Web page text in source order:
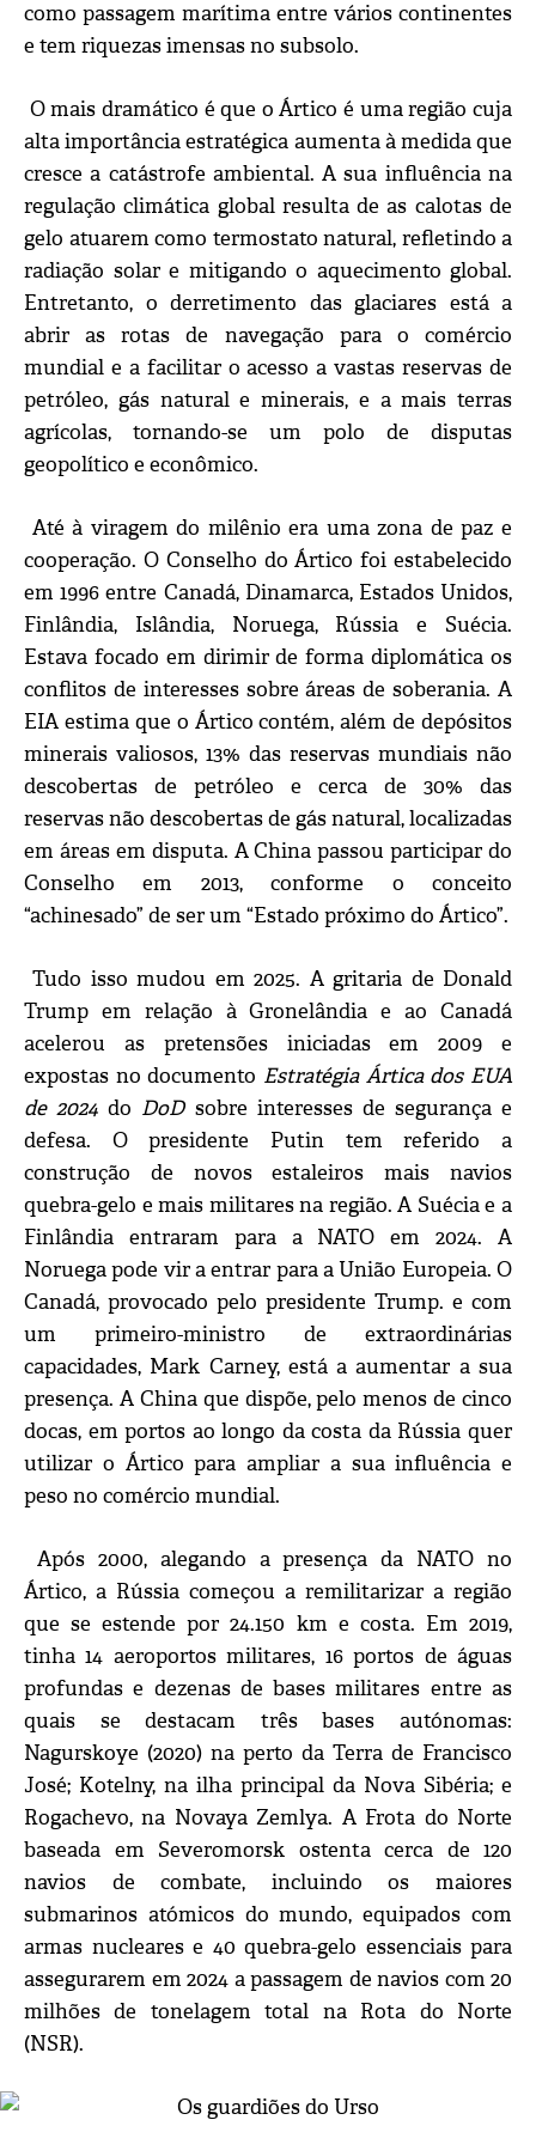
como passagem marítima entre vários continentes
e tem riquezas imensas no subsolo.
O mais dramático é que o Ártico é uma região cuja
alta importância estratégica aumenta à medida que
cresce a catástrofe ambiental. A sua influência na
regulação climática global resulta de as calotas de
gelo atuarem como termostato natural, refletindo a
radiação solar e mitigando o aquecimento global.
Entretanto, o derretimento das glaciares está a
abrir as rotas de navegação para o comércio
mundial e a facilitar o acesso a vastas reservas de
petróleo, gás natural e minerais, e a mais terras
agrícolas, tornando-se um polo de disputas
geopolítico e econômico.
Até à viragem do milênio era uma zona de paz e
cooperação. O Conselho do Ártico foi estabelecido
em 1996 entre Canadá, Dinamarca, Estados Unidos,
Finlândia, Islândia, Noruega, Rússia e Suécia.
Estava focado em dirimir de forma diplomática os
conflitos de interesses sobre áreas de soberania. A
EIA estima que o Ártico contém, além de depósitos
minerais valiosos, 13% das reservas mundiais não
descobertas de petróleo e cerca de 30% das
reservas não descobertas de gás natural, localizadas
em áreas em disputa. A China passou participar do
Conselho em 2013, conforme o conceito
“achinesado” de ser um “Estado próximo do Ártico”.
Tudo isso mudou em 2025. A gritaria de Donald
Trump em relação à Gronelândia e ao Canadá
acelerou as pretensões iniciadas em 2009 e
expostas no documento Estratégia Ártica dos EUA
de 2024 do DoD sobre interesses de segurança e
defesa. O presidente Putin tem referido a
construção de novos estaleiros mais navios
quebra-gelo e mais militares na região. A Suécia e a
Finlândia entraram para a NATO em 2024. A
Noruega pode vir a entrar para a União Europeia. O
Canadá, provocado pelo presidente Trump. e com
um primeiro-ministro de extraordinárias
capacidades, Mark Carney, está a aumentar a sua
presença. A China que dispõe, pelo menos de cinco
docas, em portos ao longo da costa da Rússia quer
utilizar o Ártico para ampliar a sua influência e
peso no comércio mundial.
Após 2000, alegando a presença da NATO no
Ártico, a Rússia começou a remilitarizar a região
que se estende por 24.150 km e costa. Em 2019,
tinha 14 aeroportos militares, 16 portos de águas
profundas e dezenas de bases militares entre as
quais se destacam três bases autónomas:
Nagurskoye (2020) na perto da Terra de Francisco
José; Kotelny, na ilha principal da Nova Sibéria; e
Rogachevo, na Novaya Zemlya. A Frota do Norte
baseada em Severomorsk ostenta cerca de 120
navios de combate, incluindo os maiores
submarinos atómicos do mundo, equipados com
armas nucleares e 40 quebra-gelo essenciais para
assegurarem em 2024 a passagem de navios com 20
milhões de tonelagem total na Rota do Norte
(NSR).